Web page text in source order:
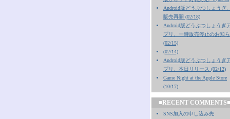
Android版どうぶつしょうぎ、
販売再開 (02/18)
Android版どうぶつしょうぎ
プリ、一時販売停止のお知
(02/15)
(02/14)
Android版どうぶつしょうぎ
プリ、本日リリース (02/12)
Game Night at the Apple Store
(10/17)
■RECENT COMMENTS■
SNS加入の申し込み先